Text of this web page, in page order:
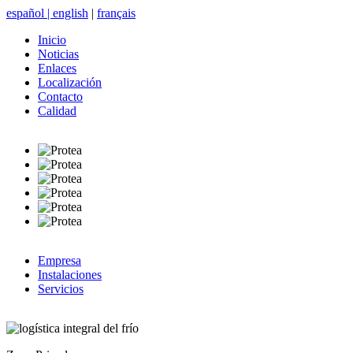
español | english | français
Inicio
Noticias
Enlaces
Localización
Contacto
Calidad
Empresa
Instalaciones
Servicios
logística integral del frío